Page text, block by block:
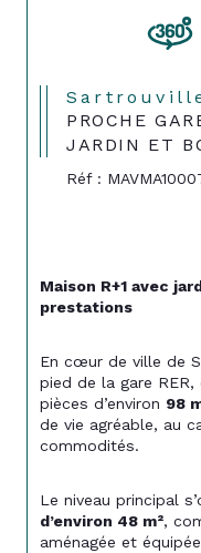
PROCHE
JARDIN ET
Réf :
Maison R+1 avec
prestations
En cœur de ville de
pied de la gare
pièces d’environ 98
de vie agréable, au
commodités.
Le niveau principal
d’environ 48 m²,
aménagée et